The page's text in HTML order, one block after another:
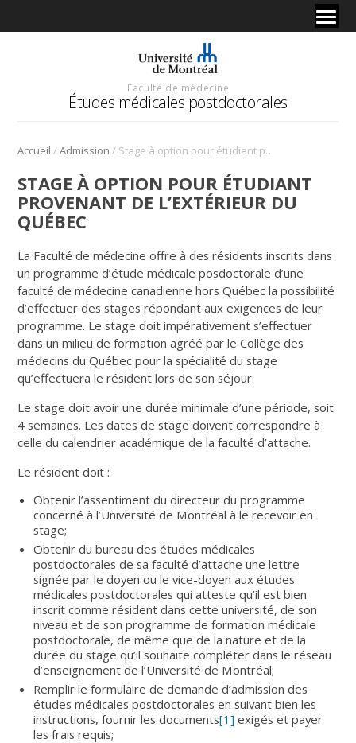
Faculté de médecine
Études médicales postdoctorales
Accueil /Admission / Stage à option pour étudiant provenant de l’extérieur du Québec
STAGE À OPTION POUR ÉTUDIANT
PROVENANT DE L’EXTÉRIEUR DU
QUÉBEC
La Faculté de médecine offre à des résidents inscrits dans
un programme d’étude médicale posdoctorale d’une
faculté de médecine canadienne hors Québec la possibilité
d’effectuer des stages répondant aux exigences de leur
programme. Le stage doit impérativement s’effectuer
dans un milieu de formation agréé par le Collège des
médecins du Québec pour la spécialité du stage
qu’effectuera le résident lors de son séjour.
Le stage doit avoir une durée minimale d’une période, soit
4 semaines. Les dates de stage doivent correspondre à
celle du calendrier académique de la faculté d’attache.
Le résident doit :
Obtenir l’assentiment du directeur du programme
concerné à l’Université de Montréal à le recevoir en
stage;
Obtenir du bureau des études médicales
postdoctorales de sa faculté d’attache une lettre
signée par le doyen ou le vice-doyen aux études
médicales postdoctorales qui atteste qu’il est bien
inscrit comme résident dans cette université, de son
niveau et de son programme de formation médicale
postdoctorale, de même que de la nature et de la
durée du stage qu’il souhaite compléter dans le réseau
d’enseignement de l’Université de Montréal;
Remplir le formulaire de demande d’admission des
études médicales postdoctorales en suivant bien les
instructions, fournir les documents[1] exigés et payer
les frais requis;